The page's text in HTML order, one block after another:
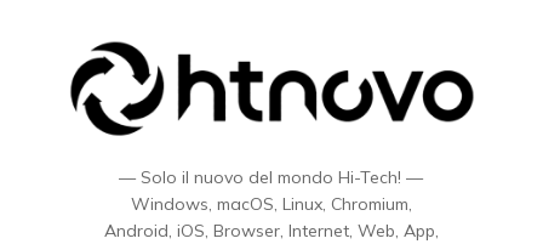
— Solo il nuovo del mondo Hi-Tech! —
Windows, macOS, Linux, Chromium,
Android, iOS, Browser, Internet, Web, App,